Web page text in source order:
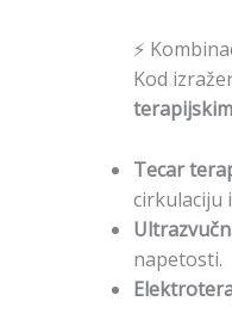
⚡
Kod
Tecar
cirkulaciju
napetosti.